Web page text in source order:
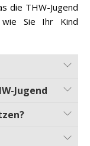
die THW-Jugend
Sie Ihr Kind
Jugend